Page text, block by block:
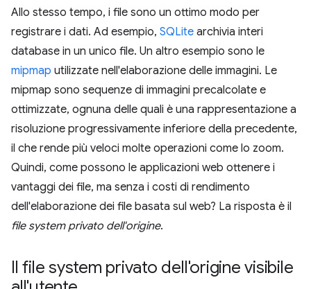
Allo stesso tempo, i file sono un ottimo modo per
registrare i dati. Ad esempio, SQLite archivia interi
database in un unico file. Un altro esempio sono le
mipmap utilizzate nell'elaborazione delle immagini. Le
mipmap sono sequenze di immagini precalcolate e
ottimizzate, ognuna delle quali è una rappresentazione a
risoluzione progressivamente inferiore della precedente,
il che rende più veloci molte operazioni come lo zoom.
Quindi, come possono le applicazioni web ottenere i
vantaggi dei file, ma senza i costi di rendimento
dell'elaborazione dei file basata sul web? La risposta è il
file system privato dell'origine.
Il file system privato dell'origine visibile